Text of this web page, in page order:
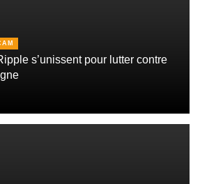
s’unissent pour lutter contre